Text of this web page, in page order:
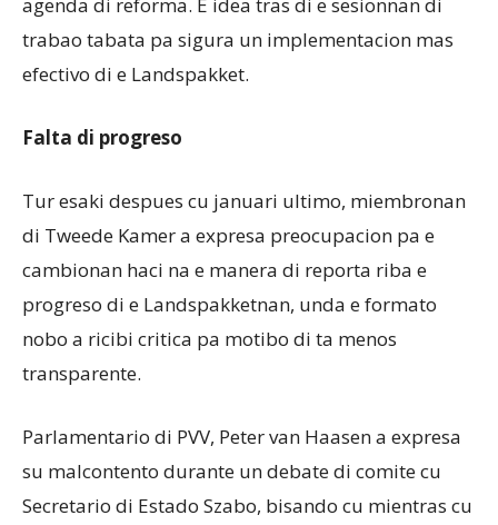
trabao tabata pa sigura un implementacion mas
efectivo di e Landspakket.
Falta di progreso
Tur esaki despues cu januari ultimo, miembronan
di Tweede Kamer a expresa preocupacion pa e
cambionan haci na e manera di reporta riba e
progreso di e Landspakketnan, unda e formato
nobo a ricibi critica pa motibo di ta menos
transparente.
Parlamentario di PVV, Peter van Haasen a expresa
su malcontento durante un debate di comite cu
Secretario di Estado Szabo, bisando cu mientras cu